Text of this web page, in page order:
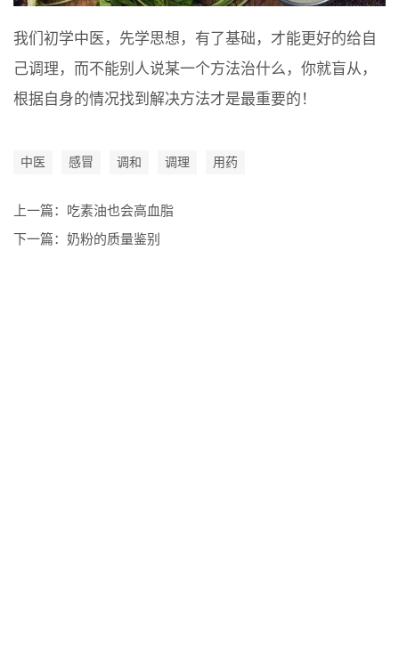
我们初学中医，先学思想，有了基础，才能更好的给自
己调理，而不能别人说某一个方法治什么，你就盲从，
根据自身的情况找到解决方法才是最重要的！
中医 感冒 调和 调理 用药
上一篇： 吃素油也会高血脂
下一篇： 奶粉的质量鉴别